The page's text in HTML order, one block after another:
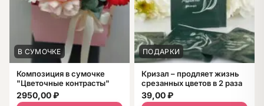
В СУМОЧКЕ
Композиция в сумочке
"Цветочные контрасты"
2950,00₽
ПОДАРКИ
Кризал – продляет жизнь
срезанных цветов в 2 раза
39,00₽